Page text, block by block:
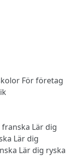
För företag
franska Lär dig
Lär dig
Lär dig ryska